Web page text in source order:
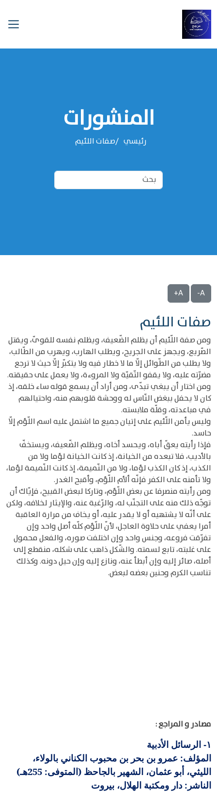
المنشورات
رئيسي صفات اللئيم
A-
A+
صفات اللئيم
ومن صفة اللّئيم أن يظلم الضّعيف، ويظلم نفسه للقوىّ، ويقتل
الصّريع، ويجهز على الجريح، ويطلب الهارب، ويهرب من الطّالب،
ولا يطلب من الطّوائل إلّا ما لا خطار فيه ولا يتكبّر إلّا حيث لا ترجع
مضرّته عليه، ولا يقفو التّقيّة ولا المروءة، ولا يعمل على حقيقته.
ومن اختار أن يبغي تبدّى، ومن أراد أن يسمع قوله ساء خلقه، إذ
كان لا يحفل ببغض النّاس له ووحشة قلوبهم منه، واحتيالهم
في مباعدته، وقلّة ملابسته.
وليس يأمن اللّئيم على إتيان جميع ما اشتمل عليه اسم اللّؤم إلّا
حاسد.
فإذا رأيته يعقّ أباه، ويحسد أخاه، ويظلم الضّعيف، ويستخفّ
بالأديب، فلا تبعده من الخيانة، إذ كانت الخيانة لؤما ولا من
الكذب، إذ كان الكذب لؤما، ولا من النّميمة، إذ كانت النّميمة لؤما،
ولا تأمنه على الكفر فإنّه ألأم اللّؤم، وأقبح الغدر.
ومن رأيته منصرفا عن بعض اللّؤم، وتاركا لبعض القبيح، فإيّاك أن
توجّه ذلك منه على التجنّب له، والرّغبة عنه، والإيثار لخلافه، ولكن
على أنّه لا يشتهيه أو لا يقدر عليه، أو يخاف من مرارة العاقبة
أمرا يعفي على حلاوة العاجل، لأنّ اللّؤم كلّه أصل واحد وإن
تفرّقت فروعه، وجنس واحد وإن اختلفت صوره، والفعل محمول
على غلبته، تابع لسمته. والشّكل ذاهب على شكله، منقطع إلى
أصله، صائر إليه وإن أبطأ عنه، ونازع إليه وإن حيل دونه. وكذلك
تناسب الكرم وحنين بعضه لبعض.
مصادر و المراجع :
١-
الرسائل الأدبية
المؤلف: عمرو بن بحر بن محبوب الكناني بالولاء،
الليثي، أبو عثمان، الشهير بالجاحظ (المتوفى: 255هـ)
الناشر: دار ومكتبة الهلال، بيروت